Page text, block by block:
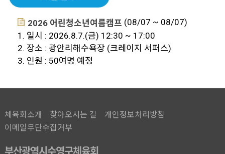
2026 어린청소년여름캠프 (08/07 ~ 08/07)
1. 일시 : 2026.8.7.(금) 12:30 ~ 17:00
2. 장소 : 광안리해수욕장 (크레이지 서퍼스)
3. 인원 : 50여명 예정
체육회소개 찾아오시는 길
개인정보처리방침
이메일무단수집거부
부산광역시수영구체육회